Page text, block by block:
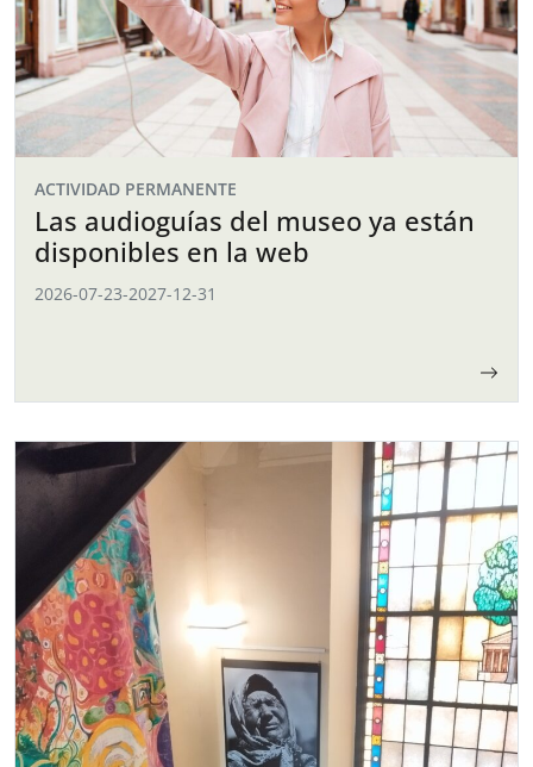
ACTIVIDAD PERMANENTE
Las audioguías del museo ya están
disponibles en la web
2026-07-23-2027-12-31